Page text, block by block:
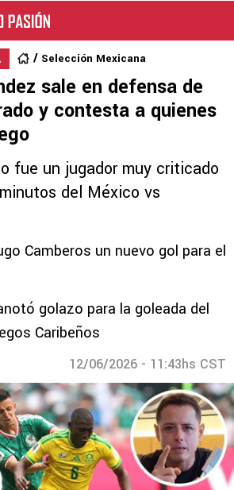
Selección Mexicana
sale en defensa de
y contesta a quienes
fue un jugador muy criticado
del México vs
Camberos un nuevo gol para el
golazo para la goleada del
Caribeños
12/06/2026 - 11:43hs CST